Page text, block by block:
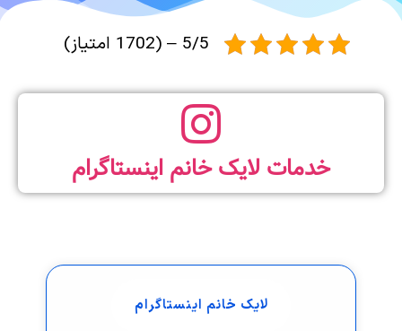
5/5 – (1702 امتیاز)
خدمات لایک خانم اینستاگرام
لایک خانم اینستاگرام